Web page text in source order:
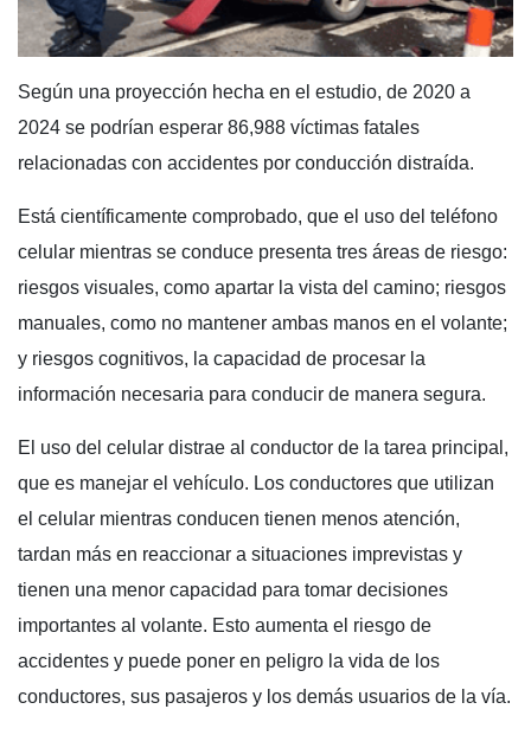
Según una proyección hecha en el estudio, de 2020 a
2024 se podrían esperar 86,988 víctimas fatales
relacionadas con accidentes por conducción distraída.
Está científicamente comprobado, que el uso del teléfono
celular mientras se conduce presenta tres áreas de riesgo:
riesgos visuales, como apartar la vista del camino; riesgos
manuales, como no mantener ambas manos en el volante;
y riesgos cognitivos, la capacidad de procesar la
información necesaria para conducir de manera segura.
El uso del celular distrae al conductor de la tarea principal,
que es manejar el vehículo. Los conductores que utilizan
el celular mientras conducen tienen menos atención,
tardan más en reaccionar a situaciones imprevistas y
tienen una menor capacidad para tomar decisiones
importantes al volante. Esto aumenta el riesgo de
accidentes y puede poner en peligro la vida de los
conductores, sus pasajeros y los demás usuarios de la vía.